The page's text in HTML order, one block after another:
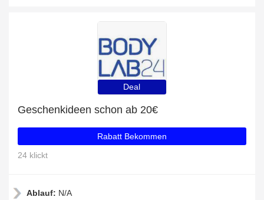
Deal
Geschenkideen schon ab 20€
Rabatt Bekommen
24 klickt
Ablauf: N/A